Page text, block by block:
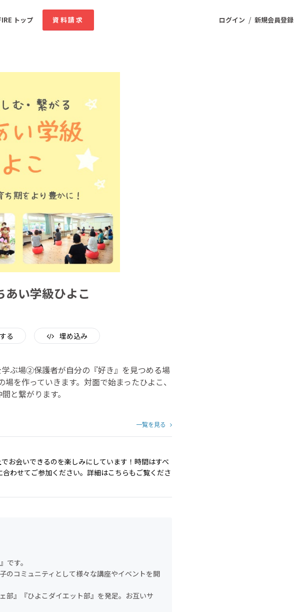
ログイン / 新規会員登録
トップ 資料請求
舞台・パフォーマンス
フード・飲食店
アニメ・漫画
Creation
い学級ひよこ
る 埋め込み
ぶ場②保護者が自分の『好き』を見つめる場
を作っていきます。対面で始まったひよこ、
と繋がります。
一覧を見る
お会いできるのを楽しみにしています！時間はすべ
わせてご参加ください。詳細はこちらもご覧くださ
です。
のコミュニティとして様々な講座やイベントを開
部』『ひよこダイエット部』を発足。お互いサ